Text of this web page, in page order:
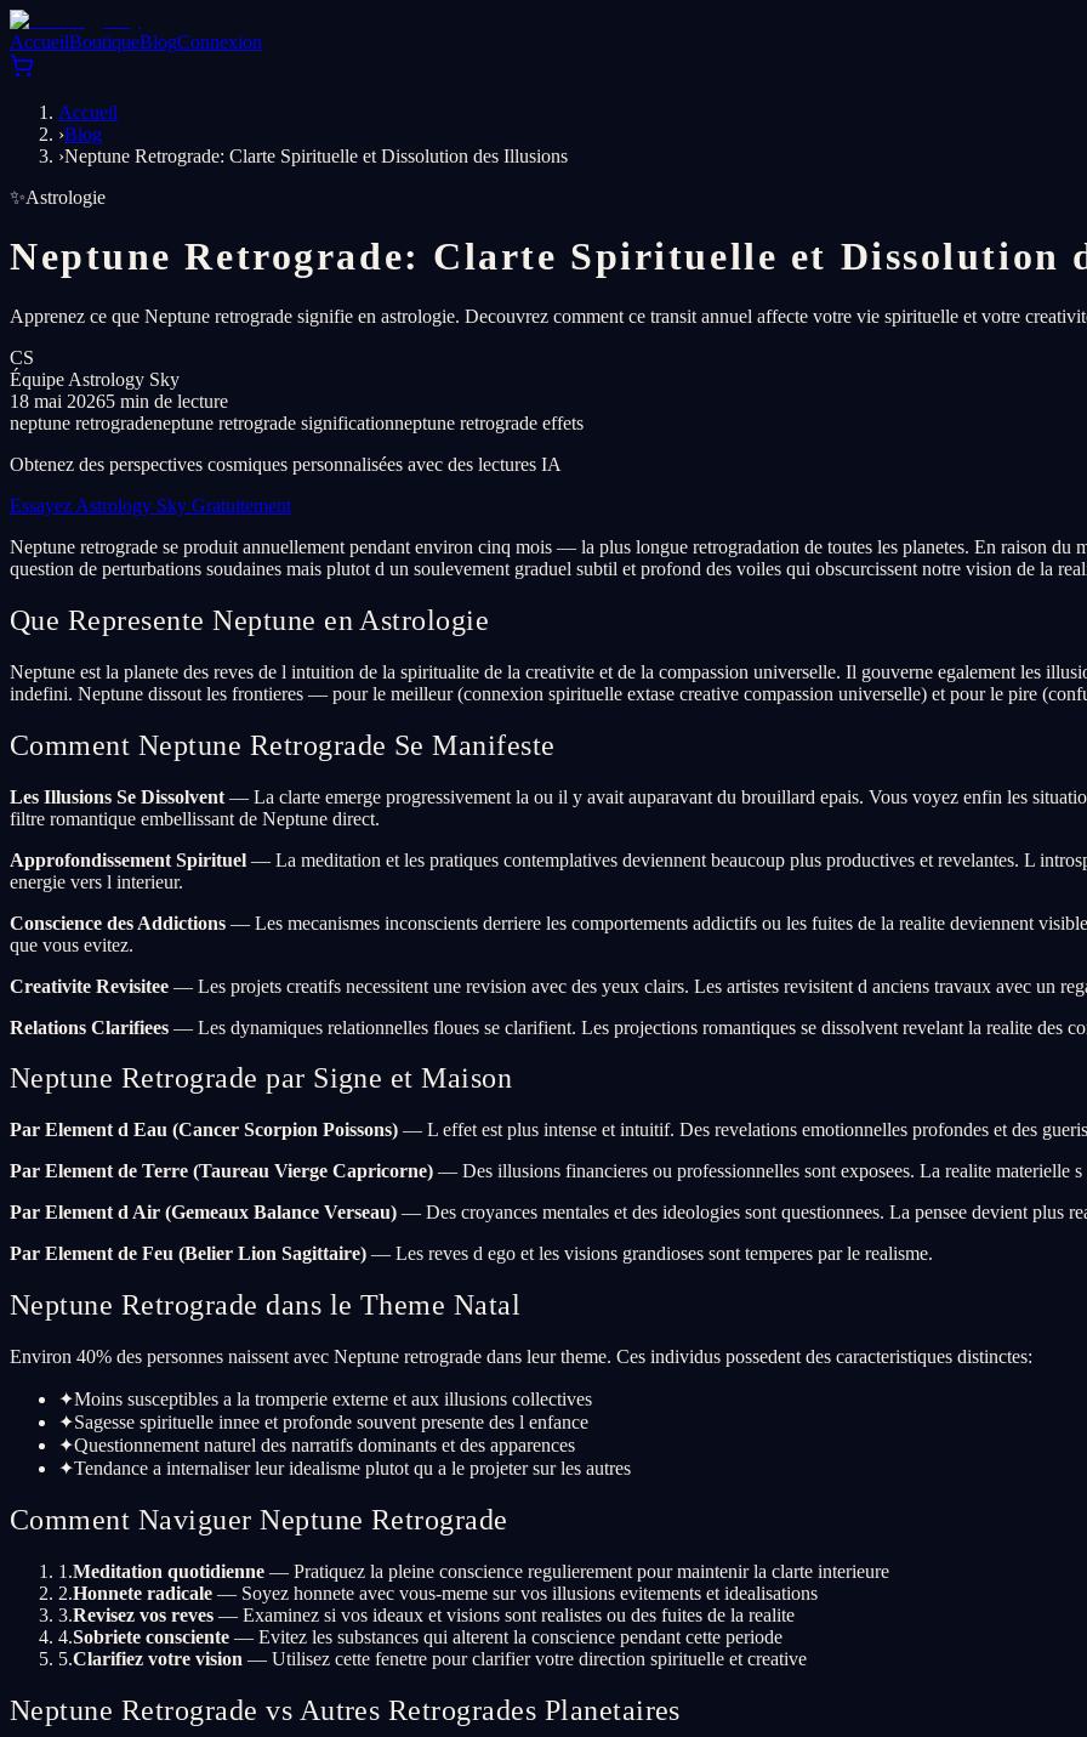
AccueilBoutiqueBlogConnexion
Accueil
›Blog
›Neptune Retrograde: Clarte Spirituelle et Dissolution des Illusions
✨Astrologie
Neptune Retrograde: Clarte Spirituelle et Dissolution
Apprenez ce que Neptune retrograde signifie en astrologie. Decouvrez comment ce transit annuel affecte votre vie spirituelle et votre
CS
Équipe Astrology Sky
18 mai 20265 min de lecture
neptune retrogradeneptune retrograde significationneptune retrograde effets
Obtenez des perspectives cosmiques personnalisées avec des lectures IA
Essayez Astrology Sky Gratuitement
Neptune retrograde se produit annuellement pendant environ cinq mois — la plus longue retrogradation de toutes les planetes. En raison du
question de perturbations soudaines mais plutot d un soulevement graduel subtil et profond des voiles qui obscurcissent notre vision de la
Que Represente Neptune en Astrologie
Neptune est la planete des reves de l intuition de la spiritualite de la creativite et de la compassion universelle. Il gouverne egalement les
indefini. Neptune dissout les frontieres — pour le meilleur (connexion spirituelle extase creative compassion universelle) et pour le pire
Comment Neptune Retrograde Se Manifeste
Les Illusions Se Dissolvent — La clarte emerge progressivement la ou il y avait auparavant du brouillard epais. Vous voyez enfin les
filtre romantique embellissant de Neptune direct.
Approfondissement Spirituel — La meditation et les pratiques contemplatives deviennent beaucoup plus productives et revelantes. L
energie vers l interieur.
Conscience des Addictions — Les mecanismes inconscients derriere les comportements addictifs ou les fuites de la realite deviennent
que vous evitez.
Creativite Revisitee — Les projets creatifs necessitent une revision avec des yeux clairs. Les artistes revisitent d anciens travaux avec un
Relations Clarifiees — Les dynamiques relationnelles floues se clarifient. Les projections romantiques se dissolvent revelant la realite des
Neptune Retrograde par Signe et Maison
Par Element d Eau (Cancer Scorpion Poissons) — L effet est plus intense et intuitif. Des revelations emotionnelles profondes et des
Par Element de Terre (Taureau Vierge Capricorne) — Des illusions financieres ou professionnelles sont exposees. La realite materielle s
Par Element d Air (Gemeaux Balance Verseau) — Des croyances mentales et des ideologies sont questionnees. La pensee devient plus
Par Element de Feu (Belier Lion Sagittaire) — Les reves d ego et les visions grandioses sont temperes par le realisme.
Neptune Retrograde dans le Theme Natal
Environ 40% des personnes naissent avec Neptune retrograde dans leur theme. Ces individus possedent des caracteristiques distinctes:
✦Moins susceptibles a la tromperie externe et aux illusions collectives
✦Sagesse spirituelle innee et profonde souvent presente des l enfance
✦Questionnement naturel des narratifs dominants et des apparences
✦Tendance a internaliser leur idealisme plutot qu a le projeter sur les autres
Comment Naviguer Neptune Retrograde
1 .Meditation quotidienne — Pratiquez la pleine conscience regulierement pour maintenir la clarte interieure
2.Honnete radicale — Soyez honnete avec vous-meme sur vos illusions evitements et idealisations
3.Revisez vos reves — Examinez si vos ideaux et visions sont realistes ou des fuites de la realite
4.Sobriete consciente — Evitez les substances qui alterent la conscience pendant cette periode
5.Clarifiez votre vision — Utilisez cette fenetre pour clarifier votre direction spirituelle et creative
Neptune Retrograde vs Autres Retrogrades Planetaires